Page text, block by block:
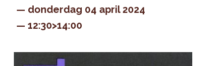
donderdag 04 april 2024
12:30>14:00